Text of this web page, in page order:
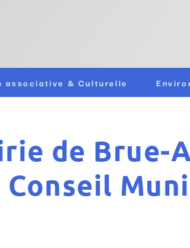
associative & Culturelle
de Brue-
Conseil